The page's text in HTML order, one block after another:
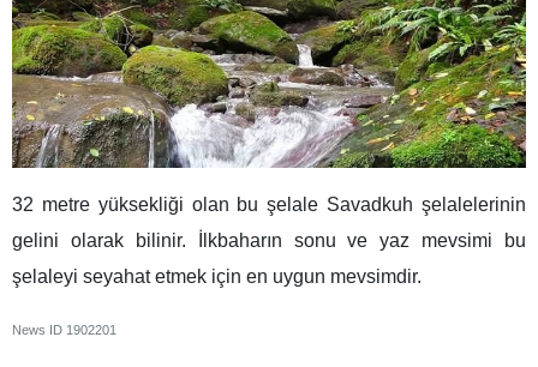
32 metre yüksekliği olan bu şelale Savadkuh şelalelerinin
gelini olarak bilinir. İlkbaharın sonu ve yaz mevsimi bu
şelaleyi seyahat etmek için en uygun mevsimdir.
News ID 1902201